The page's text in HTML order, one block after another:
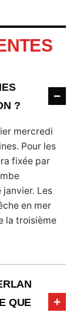
?
mercredi
Pour les
fixée par
Les
en mer
la troisième
QUE